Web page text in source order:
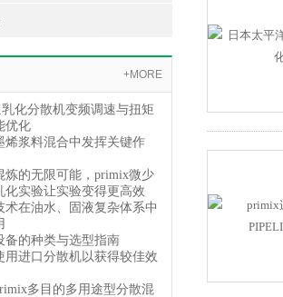
+MORE
化分散机变频调速与扭矩
优化
烯浆料混合中发挥关键作
炼的无限可能，primix微少
化实验让实验变得更高效
术在油水、固液复杂体系中
备的种类与选型指南
用进口分散机以获得较佳效
多目的多用途型分散混